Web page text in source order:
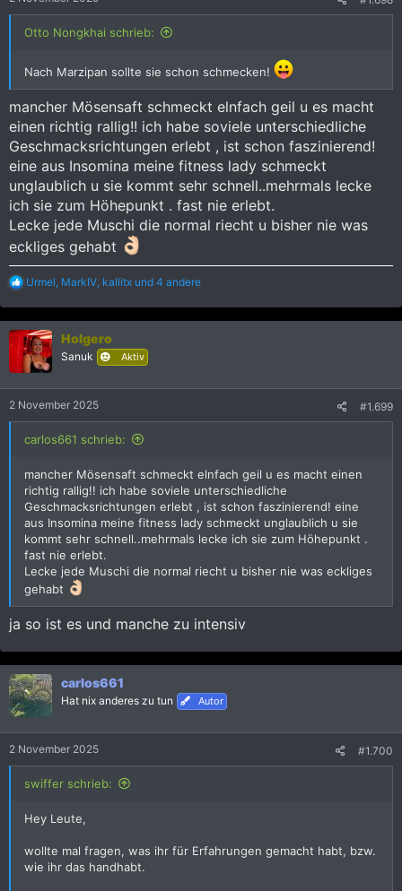
n
:
Otto Nongkhai schrieb:
Nach Marzipan sollte sie schon schmecken!
mancher Mösensaft schmeckt elnfach geil u es macht
einen richtig rallig!! ich habe soviele unterschiedliche
Geschmacksrichtungen erlebt , ist schon faszinierend!
eine aus Insomina meine fitness lady schmeckt
unglaublich u sie kommt sehr schnell..mehrmals lecke
ich sie zum Höhepunkt . fast nie erlebt.
Lecke jede Muschi die normal riecht u bisher nie was
eckliges gehabt
R
a
k
t
i
o
n
:
Urmel, MarkIV, kallitx und 4 andere
Holgero
Sanuk Aktiv
2 November 2025 #1.699
carlos661 schrieb:
mancher Mösensaft schmeckt elnfach geil u es macht einen
richtig rallig!! ich habe soviele unterschiedliche
Geschmacksrichtungen erlebt , ist schon faszinierend! eine
aus Insomina meine fitness lady schmeckt unglaublich u sie
kommt sehr schnell..mehrmals lecke ich sie zum Höhepunkt .
fast nie erlebt.
Lecke jede Muschi die normal riecht u bisher nie was eckliges
gehabt
ja so ist es und manche zu intensiv
carlos661
Hat nix anderes zu tun Autor
2 November 2025 #1.700
swiffer schrieb:
Hey Leute,
wollte mal fragen, was ihr für Erfahrungen gemacht habt, bzw.
wie ihr das handhabt.